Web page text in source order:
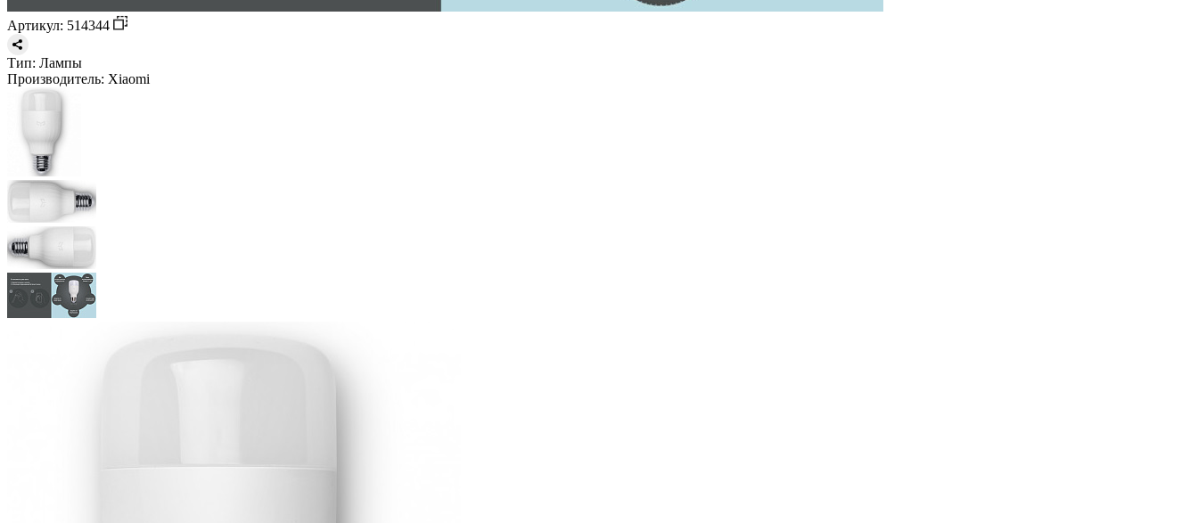
Артикул: 514344
Тип: Лампы
Производитель: Xiaomi